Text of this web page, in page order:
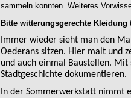
sammeln konnten. Weiteres
Bitte witterungsgerechte
Immer wieder sieht man den
Oederans sitzen. Hier malt und
und auch einmal Baustellen.
Stadtgeschichte dokumentieren.
In der Sommerwerkstatt nimmt